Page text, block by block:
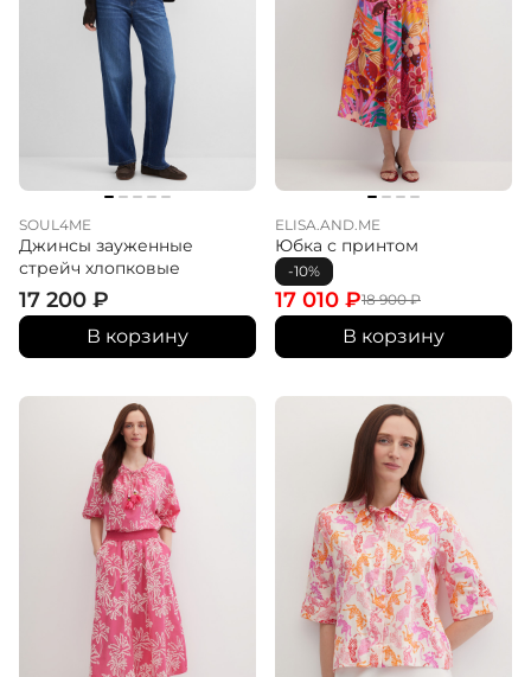
SOUL4ME
Джинсы зауженные
стрейч хлопковые
17 200 ₽
В корзину
ELISA.AND.ME
Юбка с принтом
-10%
18 900₽
17 010 ₽
В корзину